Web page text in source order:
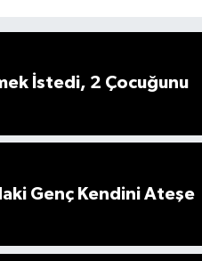
İstedi, 2 Çocuğunu
Genç Kendini Ateşe